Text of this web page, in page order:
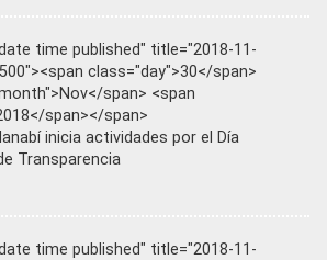
time published" title="2018-11-
class="day">30</span>
span> <span
span></span>
inicia actividades por el Día
Transparencia
time published" title="2018-11-